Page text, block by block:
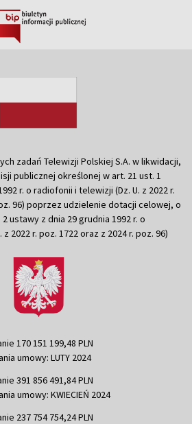
zadań Telewizji Polskiej S.A. w likwidacji,
publicznej określonej w art. 21 ust. 1
r. o radiofonii i telewizji (Dz. U. z 2022 r.
96) poprzez udzielenie dotacji celowej, o
ustawy z dnia 29 grudnia 1992 r. o
2022 r. poz. 1722 oraz z 2024 r. poz. 96)
170 151 199,48 PLN
umowy: LUTY 2024
391 856 491,84 PLN
umowy: KWIECIEŃ 2024
237 754 754,24 PLN